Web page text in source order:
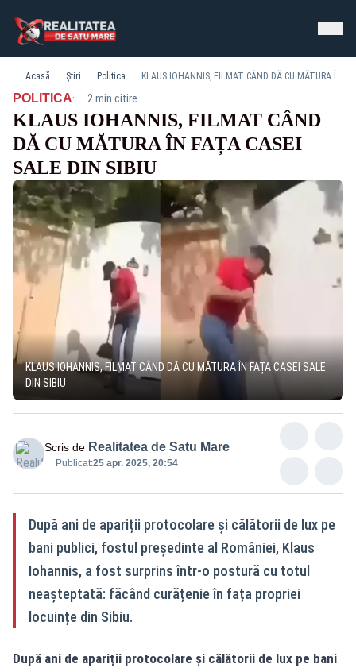
Acasă Știri Politica KLAUS IOHANNIS, FILMAT CÂND DĂ CU MĂTURA ÎN FAȚA CASEI SALE DIN SIBIU
POLITICA· 2 min citire
KLAUS IOHANNIS, FILMAT CÂND
DĂ CU MĂTURA ÎN FAȚA CASEI
SALE DIN SIBIU
KLAUS IOHANNIS, FILMAT CÂND DĂ CU MĂTURA ÎN FAȚA CASEI SALE
DIN SIBIU
Scris de Realitatea de Satu Mare
Publicat:25 apr. 2025, 20:54
După ani de apariții protocolare și călătorii de lux pe
bani publici, fostul președinte al României, Klaus
Iohannis, a fost surprins într-o postură cu totul
neașteptată: făcând curățenie în fața propriei
locuințe din Sibiu.
După ani de apariții protocolare și călătorii de lux pe bani